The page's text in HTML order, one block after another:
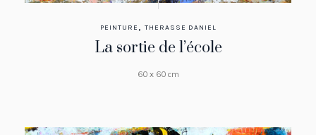
PEINTURE , THERASSE DANIEL
La sortie de l’école
60 x 60 cm